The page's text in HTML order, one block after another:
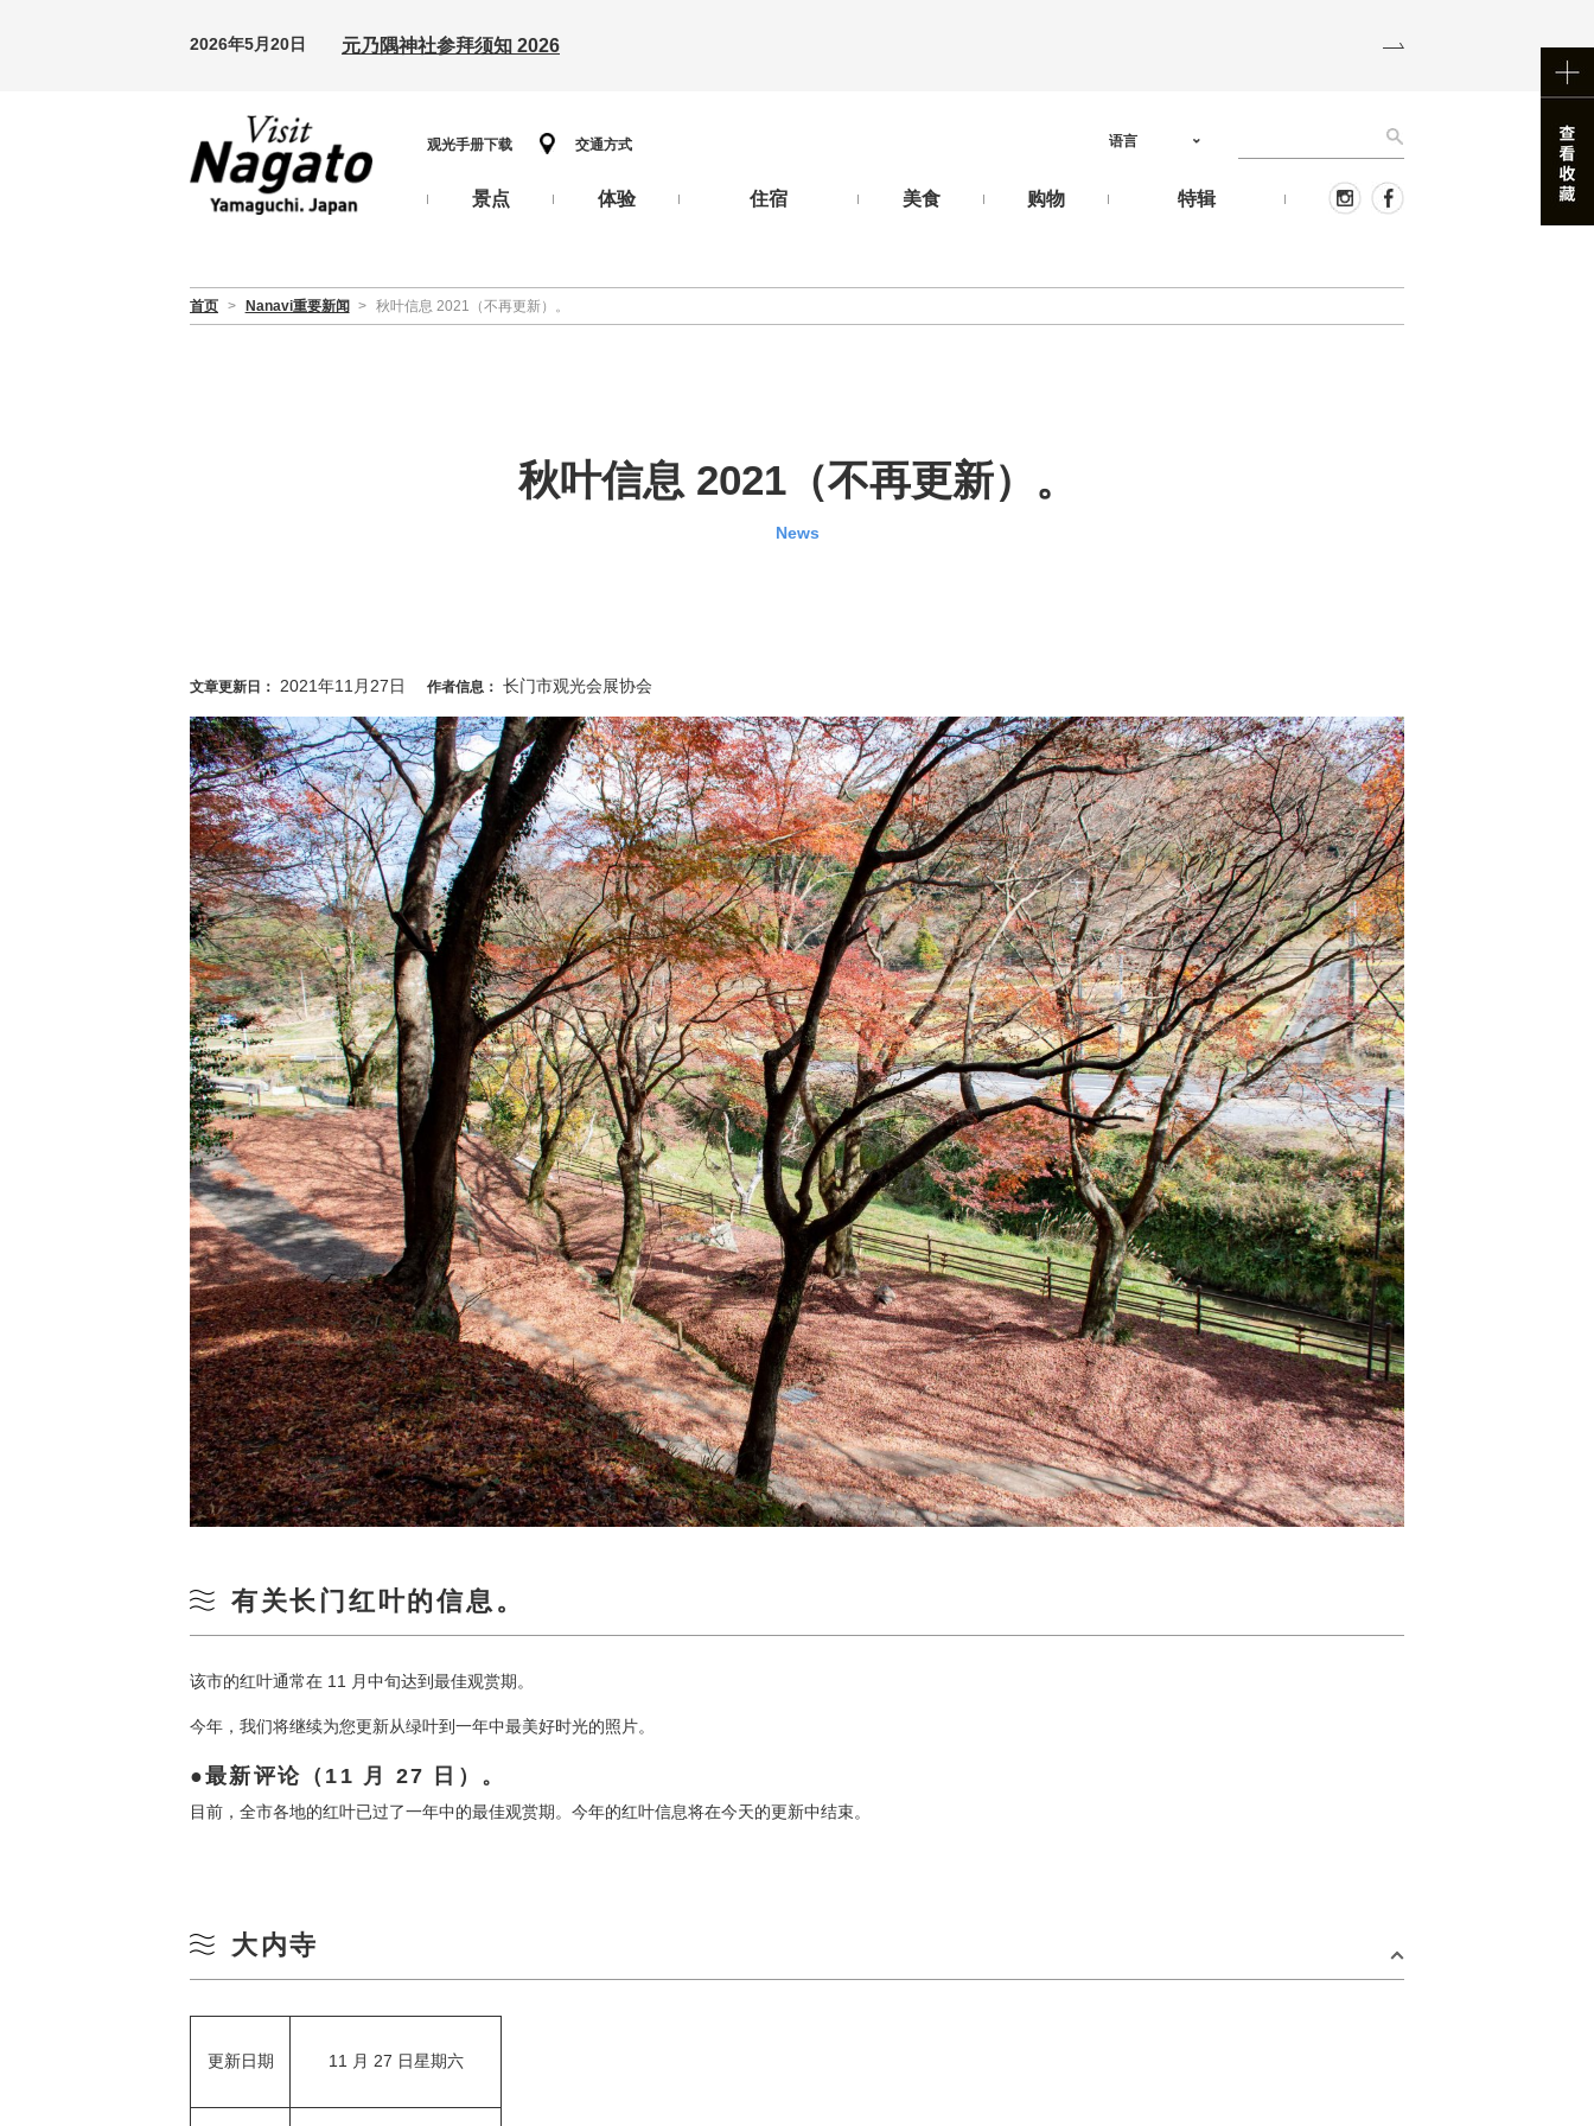
2026年5月20日 元乃隅神社参拜须知 2026
观光手册下载 交通方式
景点 体验 住宿 美食 购物 特辑
语言
首页 > Nanavi重要新闻 > 秋叶信息 2021（不再更新）。
秋叶信息 2021（不再更新）。
News
文章更新日： 2021年11月27日 作者信息： 长门市观光会展协会
有关长门红叶的信息。
该市的红叶通常在 11 月中旬达到最佳观赏期。
今年，我们将继续为您更新从绿叶到一年中最美好时光的照片。
最新评论（11 月 27 日）。
目前，全市各地的红叶已过了一年中的最佳观赏期。今年的红叶信息将在今天的更新中结束。
大内寺
更新日期 11 月 27 日星期六